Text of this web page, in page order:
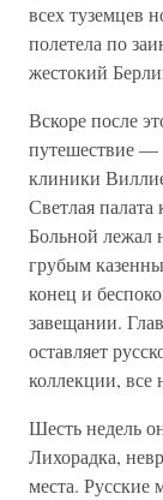
всех туземцев
полетела по
жестокий
Вскоре после
путешествие —
клиники
Светлая
Больной лежал
грубым
конец и
завещании.
оставляет
коллекции, все
Шесть недель
Лихорадка,
места. Русские